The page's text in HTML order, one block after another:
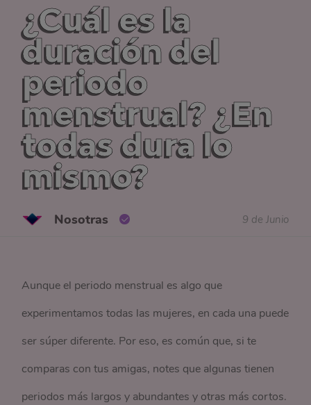
¿Cuál es la
duración del
periodo
menstrual? ¿En
todas dura lo
mismo?
Nosotras 9 de Junio
Aunque el periodo menstrual es algo que
experimentamos todas las mujeres, en cada una puede
ser súper diferente. Por eso, es común que, si te
comparas con tus amigas, notes que algunas tienen
periodos más largos y abundantes y otras más cortos.